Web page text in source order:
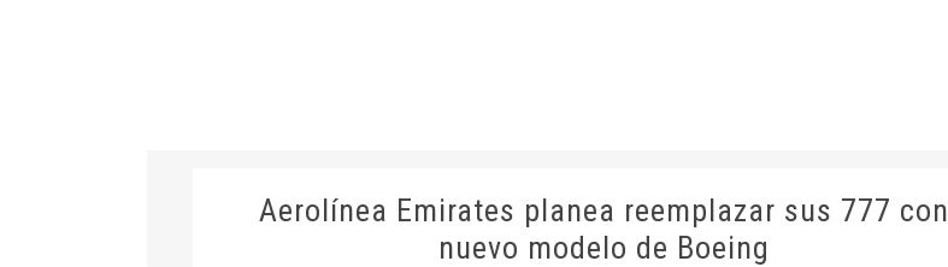
Aerolínea Emirates planea reemplazar sus 777 con
nuevo modelo de Boeing